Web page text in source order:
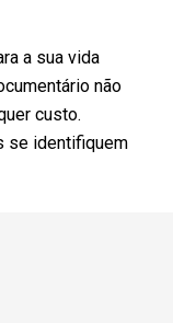
a sua vida
não
custo.
se identifiquem